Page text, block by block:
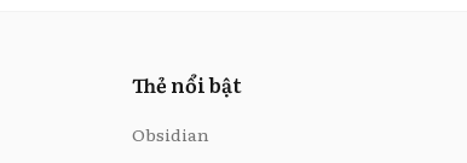
Thẻ nổi bật
Obsidian